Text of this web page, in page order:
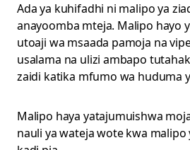
Ada ya kuhifadhi ni malipo ya
anayoomba mteja. Malipo hayo
utoaji wa msaada pamoja na
usalama na ulizi ambapo
zaidi katika mfumo wa huduma
Malipo haya yatajumuishwa
nauli ya wateja wote kwa